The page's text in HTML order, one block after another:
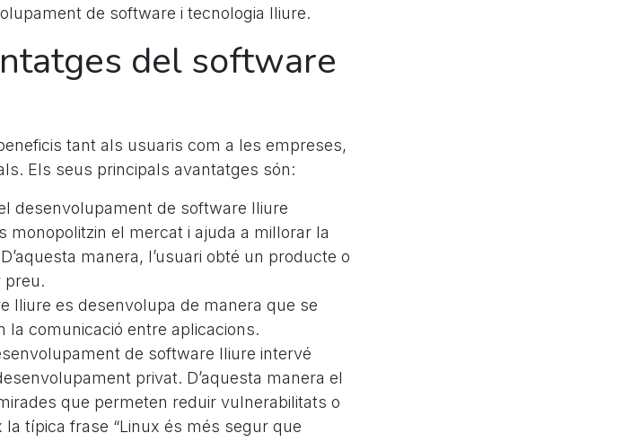
de software i tecnologia lliure.
del software
tant als usuaris com a les empreses,
Els seus principals avantatges són:
desenvolupament de software lliure
monopolitzin el mercat i ajuda a millorar la
manera, l’usuari obté un producte o
preu.
lliure es desenvolupa de manera que se
la comunicació entre aplicacions.
de software lliure intervé
privat. D’aquesta manera el
que permeten reduir vulnerabilitats o
típica frase “Linux és més segur que